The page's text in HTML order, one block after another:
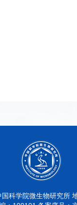
科学院微生物研究所